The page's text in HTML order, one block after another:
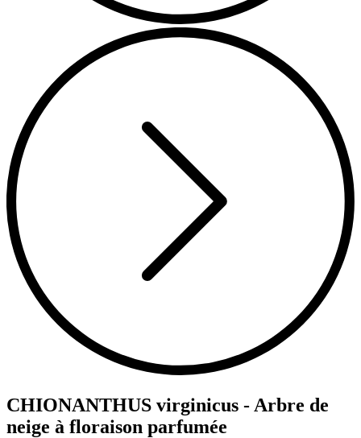
CHIONANTHUS virginicus - Arbre de
neige à floraison parfumée